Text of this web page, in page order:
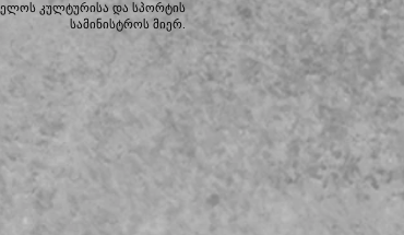
კულტურისა და სპორტის
სამინისტროს მიერ.